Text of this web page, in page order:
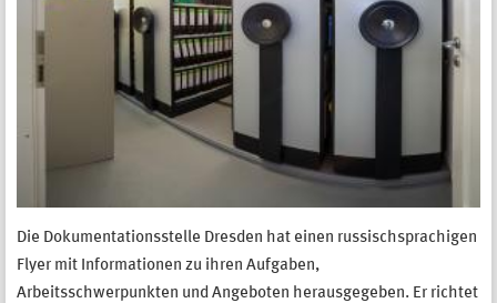
Die Dokumentationsstelle Dresden hat einen russischsprachigen
Flyer mit Informationen zu ihren Aufgaben,
Arbeitsschwerpunkten und Angeboten herausgegeben. Er richtet